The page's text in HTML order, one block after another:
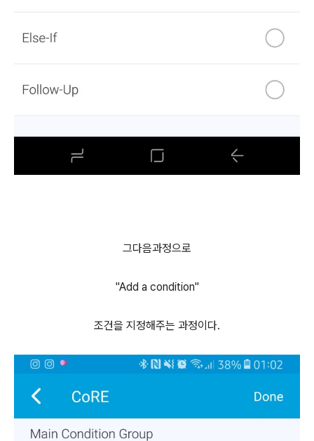
그다음과정으로
"Add a condition"
조건을 지정해주는 과정이다.